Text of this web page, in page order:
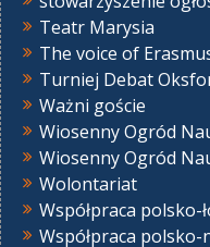
Teatr Marysia
The voice of
Turniej Debat
Ważni goście
Wiosenny Ogród
Wiosenny Ogród
Wolontariat
Współpraca polsko-
Współpraca polsko-